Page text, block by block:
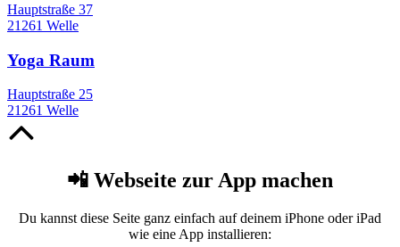
Hauptstraße 37
21261 Welle
Yoga Raum
Hauptstraße 25
21261 Welle
Nach
oben
📲 Webseite zur App machen
Du kannst diese Seite ganz einfach auf deinem iPhone oder iPad
wie eine App installieren: